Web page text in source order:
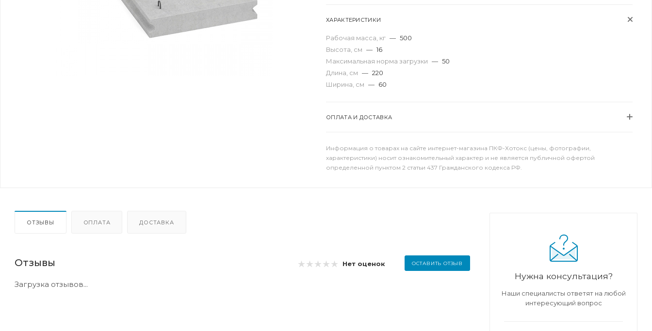
ХАРАКТЕРИСТИКИ
Рабочая масса, кг — 500
Высота, см — 16
Максимальная норма загрузки — 50
Длина, см — 220
Ширина, см — 60
ОПЛАТА И ДОСТАВКА
Информация о товарах на сайте интернет-магазина ПКФ-Хотокс (цены, фотографии,
характеристики) носит ознакомительный характер и не является публичной офертой
определенной пунктом 2 статьи 437 Гражданского кодекса РФ.
ОТЗЫВЫ ОПЛАТА ДОСТАВКА
Отзывы Нет оценок ОСТАВИТЬ ОТЗЫВ
Загрузка отзывов...
Нужна консультация?
Наши специалисты ответят на любой
интересующий вопрос